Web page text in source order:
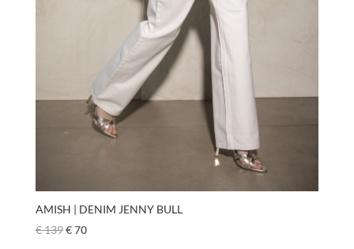
AMISH | DENIM JENNY BULL
€139€70